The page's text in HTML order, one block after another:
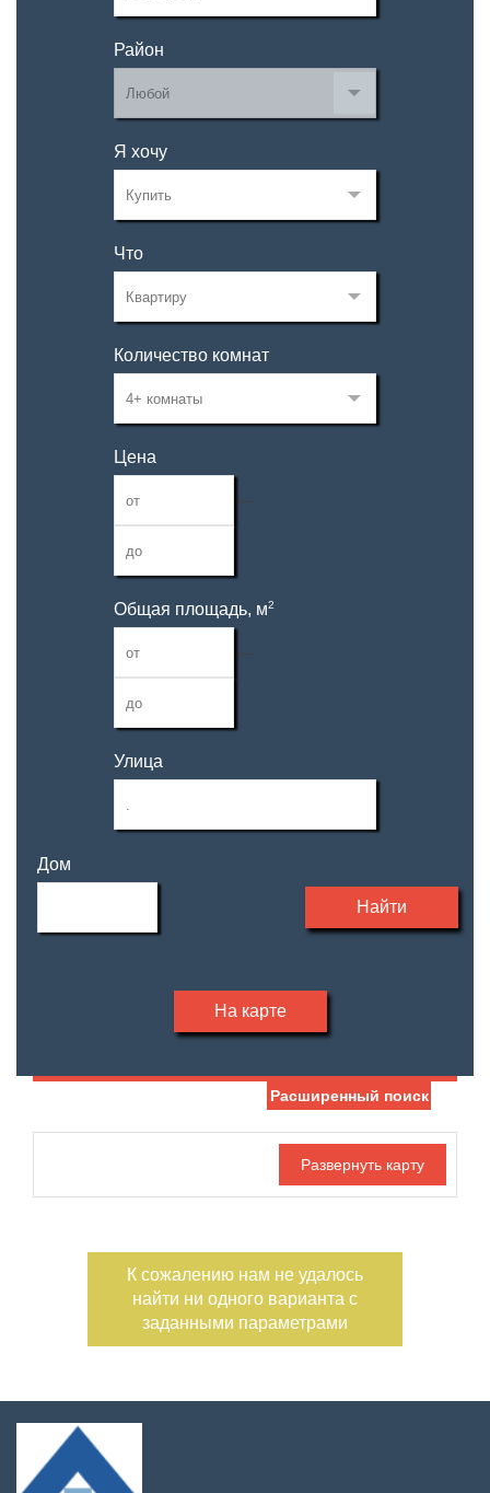
Район
Я хочу
Что
Количество комнат
Цена
—
Общая площадь, м2
—
Улица
Дом
Найти
На карте
Жилая площадь
—
Площадь кухни
Балконов
Этаж
—
Этажность
Расширенный поиск
К сожалению нам не удалось
найти ни одного варианта с
заданными параметрами